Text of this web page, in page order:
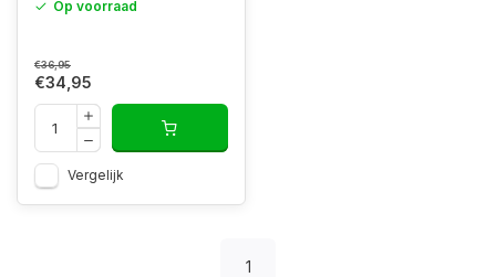
Op voorraad
€36,95
€34,95
Vergelijk
1